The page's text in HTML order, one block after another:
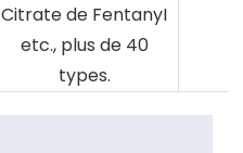
Citrate de FentanyI
etc., plus de 40
types.